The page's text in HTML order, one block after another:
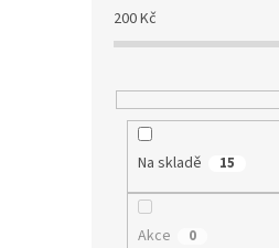
200Kč
Na skladě 15
Akce 0